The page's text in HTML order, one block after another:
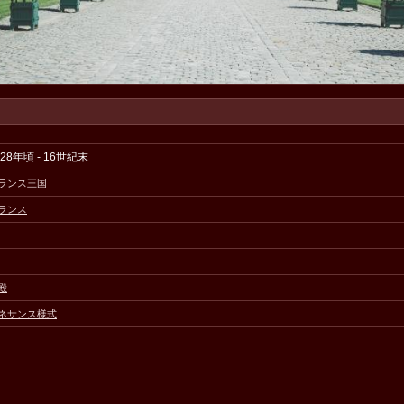
年頃 - 16世紀末
ンス王国
ンス
サンス様式